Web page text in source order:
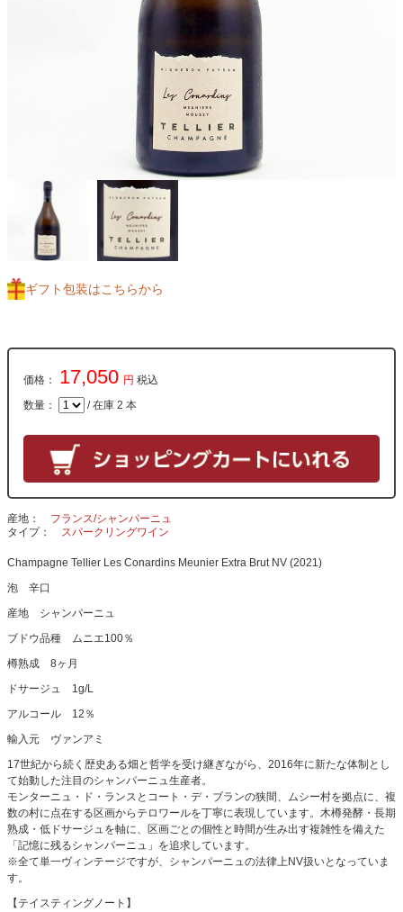
ギフト包装はこちらから
価格： 17,050 円 税込
数量： / 在庫 2 本
産地
フランス/シャンパーニュ
タイプ
スパークリングワイン
Champagne Tellier Les Conardins Meunier Extra Brut NV (2021)
泡 辛口
産地 シャンパーニュ
ブドウ品種 ムニエ100％
樽熟成 8ヶ月
ドサージュ 1g/L
アルコール 12％
輸入元 ヴァンアミ
17世紀から続く歴史ある畑と哲学を受け継ぎながら、2016年に新たな体制とし
て始動した注目のシャンパーニュ生産者。
モンターニュ・ド・ランスとコート・デ・ブランの狭間、ムシー村を拠点に、複
数の村に点在する区画からテロワールを丁寧に表現しています。木樽発酵・長期
熟成・低ドサージュを軸に、区画ごとの個性と時間が生み出す複雑性を備えた
「記憶に残るシャンパーニュ」を追求しています。
※全て単一ヴィンテージですが、シャンパーニュの法律上NV扱いとなっていま
す。
【テイスティングノート】